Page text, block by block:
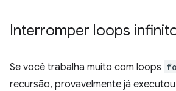
Interromper loops
Se você trabalha muito com loops
recursão, provavelmente já